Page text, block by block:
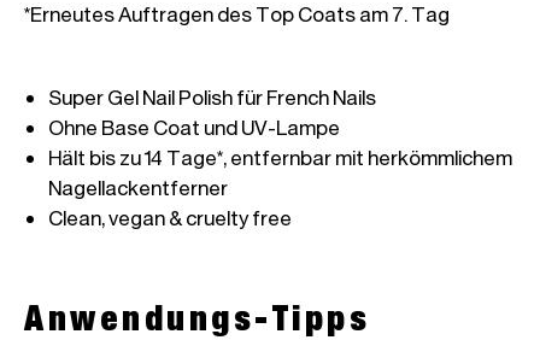
*Erneutes Auftragen des Top Coats am 7. Tag
Hält bis zu 14 Tage*, entfernbar mit herkömmlichem
Anwendungs-Tipps